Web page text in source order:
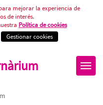
mejorar la experiencia de
de interés.
Política de cookies
Gestionar cookies